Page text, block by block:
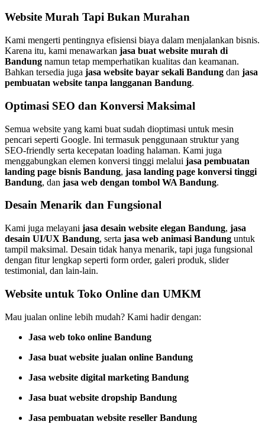
Website Murah Tapi Bukan Murahan
Kami mengerti pentingnya efisiensi biaya dalam menjalankan bisnis.
Karena itu, kami menawarkan jasa buat website murah di
Bandung namun tetap memperhatikan kualitas dan keamanan.
Bahkan tersedia juga jasa website bayar sekali Bandung dan jasa
pembuatan website tanpa langganan Bandung.
Optimasi SEO dan Konversi Maksimal
Semua website yang kami buat sudah dioptimasi untuk mesin
pencari seperti Google. Ini termasuk penggunaan struktur yang
SEO-friendly serta kecepatan loading halaman. Kami juga
menggabungkan elemen konversi tinggi melalui jasa pembuatan
landing page bisnis Bandung, jasa landing page konversi tinggi
Bandung, dan jasa web dengan tombol WA Bandung.
Desain Menarik dan Fungsional
Kami juga melayani jasa desain website elegan Bandung, jasa
desain UI/UX Bandung, serta jasa web animasi Bandung untuk
tampil maksimal. Desain tidak hanya menarik, tapi juga fungsional
dengan fitur lengkap seperti form order, galeri produk, slider
testimonial, dan lain-lain.
Website untuk Toko Online dan UMKM
Mau jualan online lebih mudah? Kami hadir dengan:
Jasa web toko online Bandung
Jasa buat website jualan online Bandung
Jasa website digital marketing Bandung
Jasa buat website dropship Bandung
Jasa pembuatan website reseller Bandung